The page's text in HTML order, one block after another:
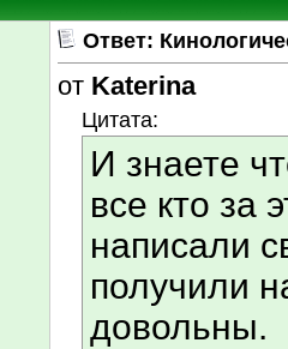
Ответ:
от Katerina
Цитата:
И знаете
все кто за
написали
получили
довольны.